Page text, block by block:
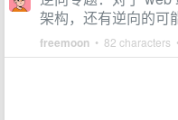
架构，还有逆向的可
freemoon • 82 characters